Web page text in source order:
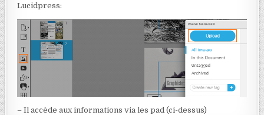
Lucidpress:
– Il accède aux informations via les pad (ci-dessus)